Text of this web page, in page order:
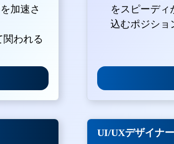
加速さ
関われる
をスピーディ
込むポジショ
UI/UXデザイナー